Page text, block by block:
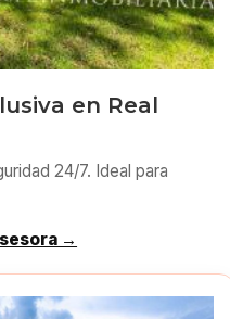
en Real
24/7. Ideal para
→